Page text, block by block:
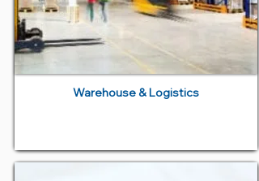
Warehouse & Logistics